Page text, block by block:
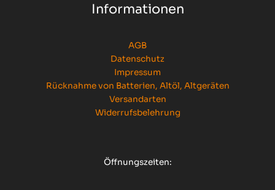
Informationen
AGB
Datenschutz
Impressum
Rücknahme von Batterien, Altöl, Altgeräten
Versandarten
Widerrufsbelehrung
Öffnungszeiten: